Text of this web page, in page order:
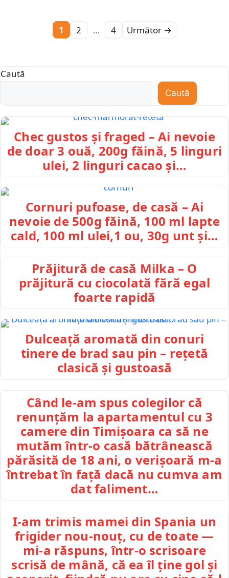
Pagina
1 Pagina
2 … Pagina
4 Următor →
Caută
Caută
Chec gustos și fraged – Ai nevoie
de doar 3 ouă, 200g făină, 5 linguri
ulei, 2 linguri cacao și…
Cornuri pufoase, de casă – Ai
nevoie de 500g făină, 100 ml lapte
cald, 100 ml ulei,1 ou, 30g unt și…
Prăjitură de casă Milka – O
prăjitură cu ciocolată fără egal
foarte rapidă
Dulceață aromată din conuri
tinere de brad sau pin – rețetă
clasică și gustoasă
Când le-am spus colegilor că
renunțăm la apartamentul cu 3
camere din Timișoara ca să ne
mutăm într-o casă bătrânească
părăsită de 18 ani, o verișoară m-a
întrebat în față dacă nu cumva am
dat faliment…
I-am trimis mamei din Spania un
frigider nou-nouț, cu de toate —
mi-a răspuns, într-o scrisoare
scrisă de mână, că ea îl ține gol și